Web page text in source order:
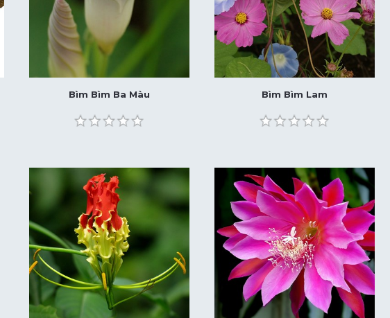
Bìm Bìm Ba Màu Bìm Bìm Lam